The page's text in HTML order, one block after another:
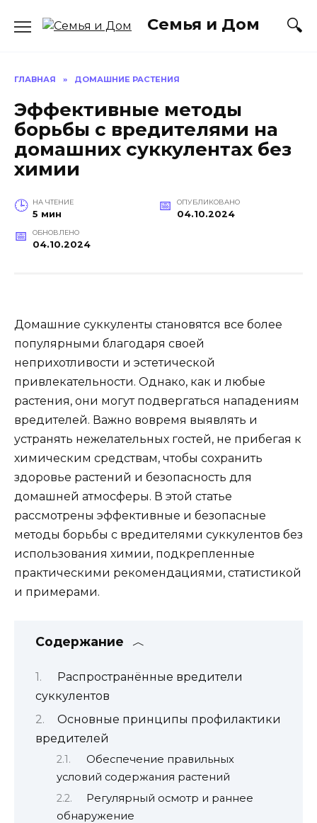
Семья и Дом
ГЛАВНАЯ » ДОМАШНИЕ РАСТЕНИЯ
Эффективные методы
борьбы с вредителями на
домашних суккулентах без
химии
НА ЧТЕНИЕ
5 мин
ОПУБЛИКОВАНО
04.10.2024
ОБНОВЛЕНО
04.10.2024
Домашние суккуленты становятся все более
популярными благодаря своей
неприхотливости и эстетической
привлекательности. Однако, как и любые
растения, они могут подвергаться нападениям
вредителей. Важно вовремя выявлять и
устранять нежелательных гостей, не прибегая к
химическим средствам, чтобы сохранить
здоровье растений и безопасность для
домашней атмосферы. В этой статье
рассмотрены эффективные и безопасные
методы борьбы с вредителями суккулентов без
использования химии, подкрепленные
практическими рекомендациями, статистикой
и примерами.
Содержание
Распространённые вредители
суккулентов
Основные принципы профилактики
вредителей
Обеспечение правильных
условий содержания растений
Регулярный осмотр и раннее
обнаружение